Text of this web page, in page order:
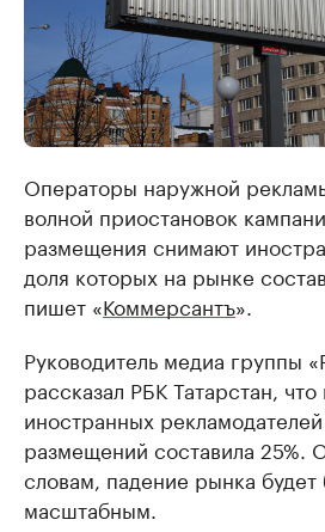
Операторы наружной
волной приостановок
размещения снимают
доля которых на рынке
пишет «Коммерсантъ».
Руководитель медиа группы
рассказал РБК Татарстан,
иностранных
размещений составила 25%.
словам, падение рынка будет
масштабным.